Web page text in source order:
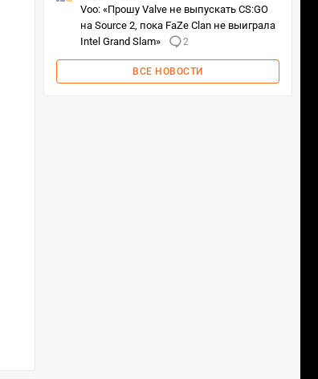
Voo: «Прошу Valve не выпускать CS:GO
на Source 2, пока FaZe Clan не выиграла
Intel Grand Slam»
2
ВСЕ НОВОСТИ